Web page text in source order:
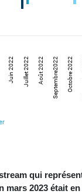
qui
mars 2023 était